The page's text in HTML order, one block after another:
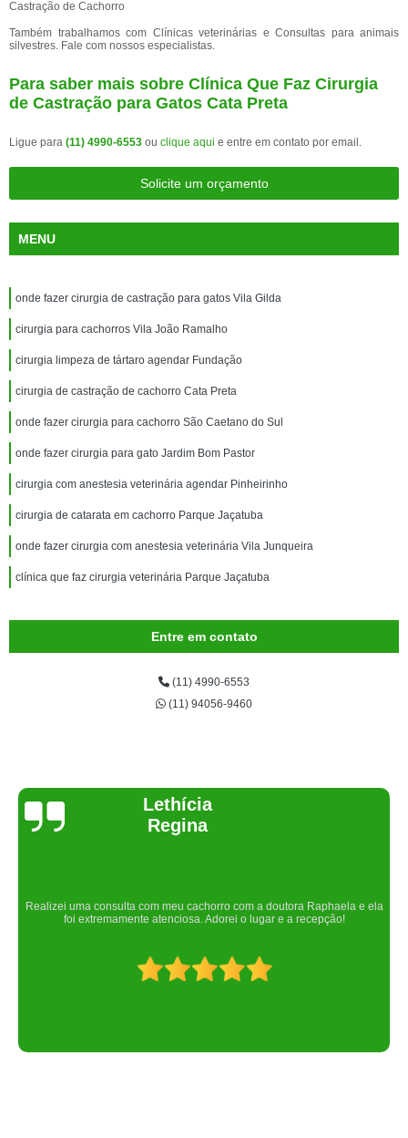
Castração de Cachorro
Também trabalhamos com Clínicas veterinárias e Consultas para animais
silvestres. Fale com nossos especialistas.
Para saber mais sobre Clínica Que Faz Cirurgia
de Castração para Gatos Cata Preta
Ligue para (11) 4990-6553 ou clique aqui e entre em contato por email.
Solicite um orçamento
MENU
onde fazer cirurgia de castração para gatos Vila Gilda
cirurgia para cachorros Vila João Ramalho
cirurgia limpeza de tártaro agendar Fundação
cirurgia de castração de cachorro Cata Preta
onde fazer cirurgia para cachorro São Caetano do Sul
onde fazer cirurgia para gato Jardim Bom Pastor
cirurgia com anestesia veterinária agendar Pinheirinho
cirurgia de catarata em cachorro Parque Jaçatuba
onde fazer cirurgia com anestesia veterinária Vila Junqueira
clínica que faz cirurgia veterinária Parque Jaçatuba
Entre em contato
(11) 4990-6553
(11) 94056-9460
Joelma Lilian
Um lugar maravilhoso. Sempre serei grata pelo que fizeram por nós!